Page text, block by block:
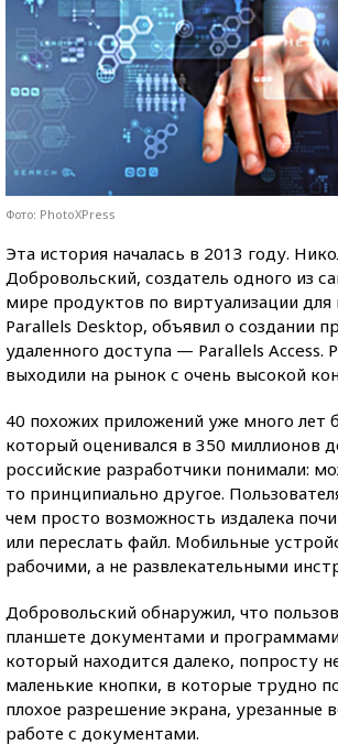
Фото: PhotoXPress
Эта история началась в 2013 году.
Добровольский, создатель одного из
мире продуктов по виртуализации
Parallels Desktop, объявил о создании
удаленного доступа — Parallels Access.
выходили на рынок с очень высокой
40 похожих приложений уже много лет
который оценивался в 350 миллионов
российские разработчики понимали:
то принципиально другое.
чем просто возможность издалека
или переслать файл. Мобильные
рабочими, а не развлекательными
Добровольский обнаружил, что
планшете документами и
который находится далеко, попросту
маленькие кнопки, в которые трудно
плохое разрешение экрана, урезанные
работе с документами.